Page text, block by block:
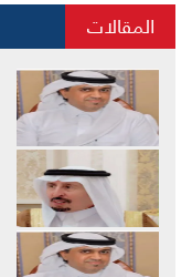
المقالات